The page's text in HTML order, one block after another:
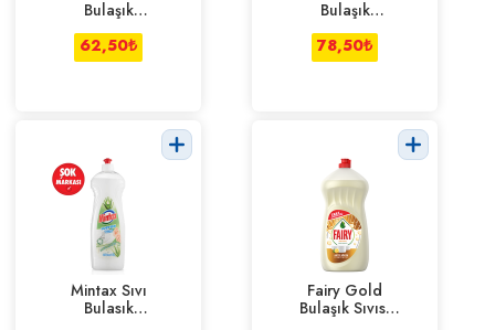
Bulaşık
Deterjanı
Limonlu 750 ml
62,50₺
Bulaşık
Deterjanı 750
ml
78,50₺
Mintax Sıvı
Bulasık
Deterjanı
Fairy Gold
Bulaşık Sıvısı
1500 Ml